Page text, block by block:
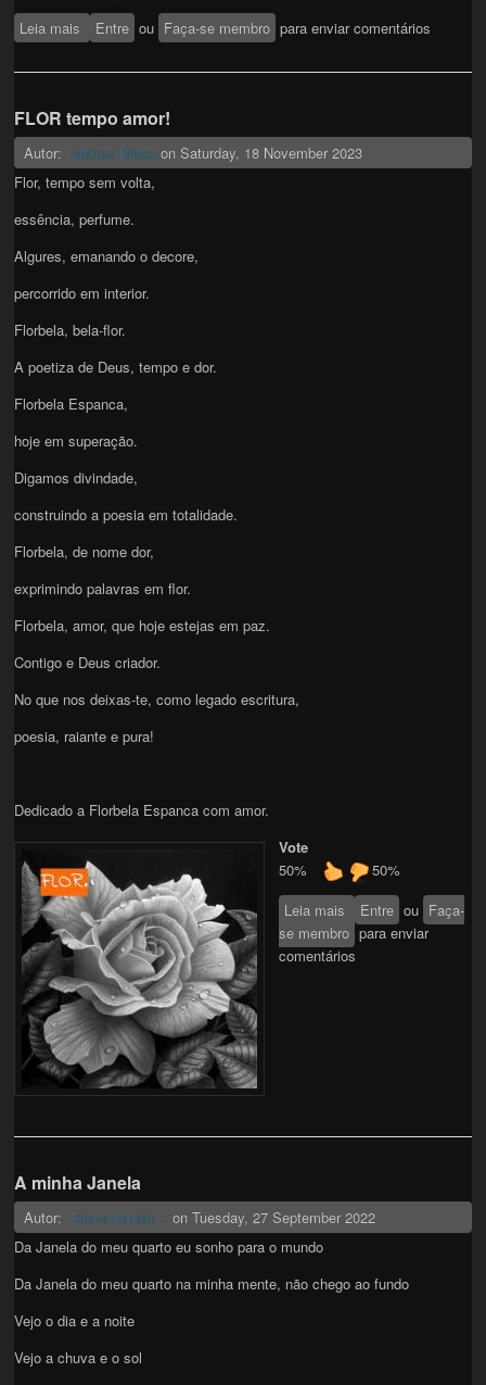
Leia mais sobre “Calle Varisco”
Entre ou Faça-se membro para enviar comentários
FLOR tempo amor!
Autor: Manuel Blides on Saturday, 18 November 2023
Flor, tempo sem volta,
essência, perfume.
Algures, emanando o decore,
percorrido em interior.
Florbela, bela-flor.
A poetiza de Deus, tempo e dor.
Florbela Espanca,
hoje em superação.
Digamos divindade,
construindo a poesia em totalidade.
Florbela, de nome dor,
exprimindo palavras em flor.
Florbela, amor, que hoje estejas em paz.
Contigo e Deus criador.
No que nos deixas-te, como legado escritura,
poesia, raiante e pura!
Dedicado a Florbela Espanca com amor.
Vote
50%
50%
Leia mais sobre FLOR tempo
amor!
Entre ou Faça-
se membro para enviar
comentários
A minha Janela
Autor: Diana Patrícia ... onTuesday, 27 September 2022
Da Janela do meu quarto eu sonho para o mundo
Da Janela do meu quarto na minha mente, não chego ao fundo
Vejo o dia e a noite
Vejo a chuva e o sol